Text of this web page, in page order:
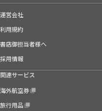
運営会社
利用規約
書店御担当者様へ
採用情報
関連サービス
海外航空券
旅行用品